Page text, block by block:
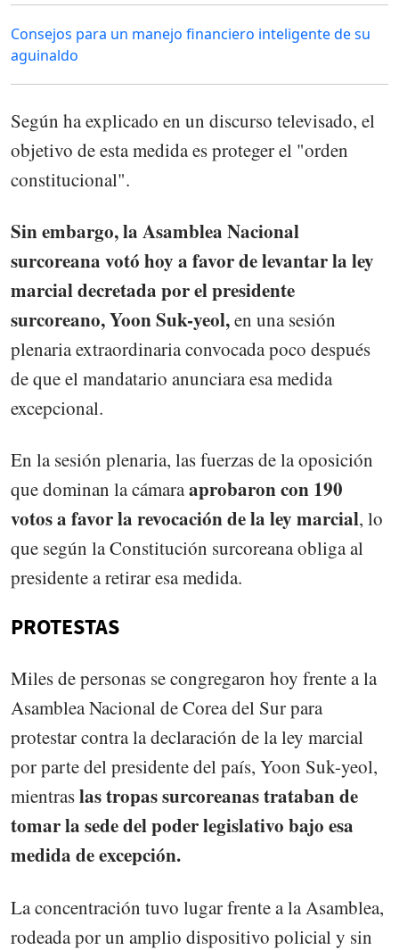
Consejos para un manejo financiero inteligente de su
aguinaldo
Según ha explicado en un discurso televisado, el
objetivo de esta medida es proteger el "orden
constitucional".
Sin embargo, la Asamblea Nacional
surcoreana votó hoy a favor de levantar la ley
marcial decretada por el presidente
surcoreano, Yoon Suk-yeol,en una sesión
plenaria extraordinaria convocada poco después
de que el mandatario anunciara esa medida
excepcional.
En la sesión plenaria, las fuerzas de la oposición
que dominan la cámaraaprobaron con 190
votos a favor la revocación de la ley marcial, lo
que según la Constitución surcoreana obliga al
presidente a retirar esa medida.
PROTESTAS
Miles de personas se congregaron hoy frente a la
Asamblea Nacional de Corea del Sur para
protestar contra la declaración de la ley marcial
por parte del presidente del país, Yoon Suk-yeol,
mientraslas tropas surcoreanas trataban de
tomar la sede del poder legislativo bajo esa
medida de excepción.
La concentración tuvo lugar frente a la Asamblea,
rodeada por un amplio dispositivo policial y sin